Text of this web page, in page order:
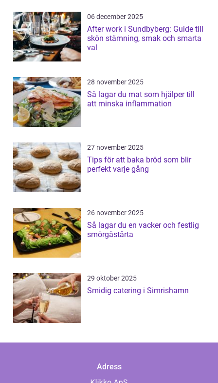
06 december 2025
After work i Sundbyberg: Guide till
skön stämning, smak och smarta
val
28 november 2025
Så lagar du mat som hjälper till
att minska inflammation
27 november 2025
Tips för att baka bröd som blir
perfekt varje gång
26 november 2025
Så lagar du en vacker och festlig
smörgåstårta
29 oktober 2025
Smidig catering i Simrishamn
Adress